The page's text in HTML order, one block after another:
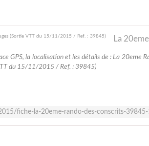
GPS, la localisation et les détails de : La 20eme
du 15/11/2015 / Ref. : 39845)
fiche-la-20eme-rando-des-conscrits-39845-